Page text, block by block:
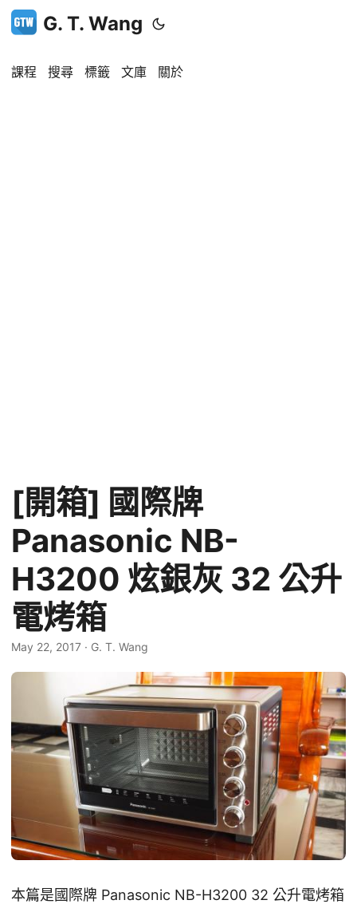
G. T. Wang
課程 搜尋 標籤 文庫 關於
[開箱] 國際牌
Panasonic NB-
H3200 炫銀灰 32 公升
電烤箱
May 22, 2017 · G. T. Wang
本篇是國際牌 Panasonic NB-H3200 32 公升電烤箱